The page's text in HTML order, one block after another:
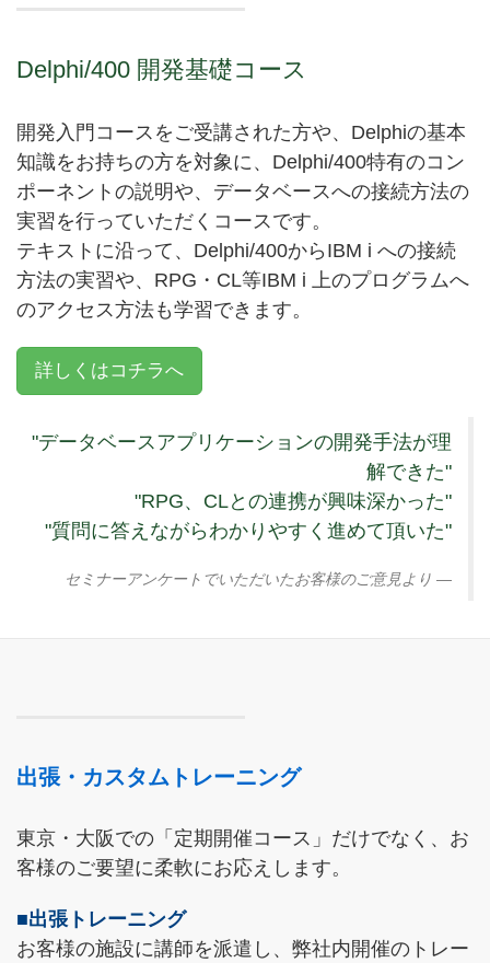
Delphi/400 開発基礎コース
開発入門コースをご受講された方や、Delphiの基本
知識をお持ちの方を対象に、Delphi/400特有のコン
ポーネントの説明や、データベースへの接続方法の
実習を行っていただくコースです。
テキストに沿って、Delphi/400からIBM i への接続
方法の実習や、RPG・CL等IBM i 上のプログラムへ
のアクセス方法も学習できます。
詳しくはコチラへ
"データベースアプリケーションの開発手法が理
解できた"
"RPG、CLとの連携が興味深かった"
"質問に答えながらわかりやすく進めて頂いた"
セミナーアンケートでいただいたお客様のご意見より
出張・カスタムトレーニング
東京・大阪での「定期開催コース」だけでなく、お
客様のご要望に柔軟にお応えします。
■出張トレーニング
お客様の施設に講師を派遣し、弊社内開催のトレー